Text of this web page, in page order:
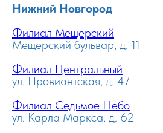
Нижний Новгород
Филиал Мещерский
Мещерский бульвар, д. 11
Филиал Центральный
ул. Провиантская, д. 47
Филиал Седьмое Небо
ул. Карла Маркса, д. 62